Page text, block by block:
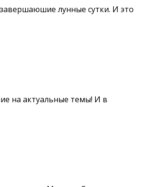
лунные сутки. И это
на актуальные темы! И в